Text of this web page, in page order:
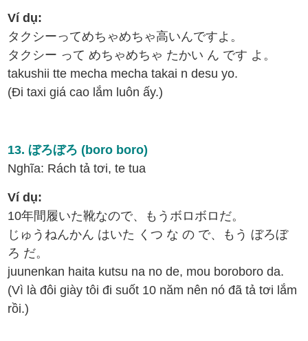
Ví dụ:
タクシーってめちゃめちゃ高いんですよ。
タクシー って めちゃめちゃ たかい ん です よ。
takushii tte mecha mecha takai n desu yo.
(Đi taxi giá cao lắm luôn ấy.)
13. ぼろぼろ (boro boro)
Nghĩa: Rách tả tơi, te tua
Ví dụ:
10年間履いた靴なので、もうボロボロだ。
じゅうねんかん はいた くつ な の で、もう ぼろぼ
ろ だ。
juunenkan haita kutsu na no de, mou boroboro da.
(Vì là đôi giày tôi đi suốt 10 năm nên nó đã tả tơi lắm
rồi.)